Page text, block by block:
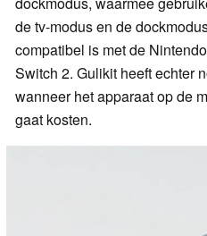
de tv-modus en de
compatibel is met de
Switch 2. Gulikit heeft echter
wanneer het apparaat op de
gaat kosten.